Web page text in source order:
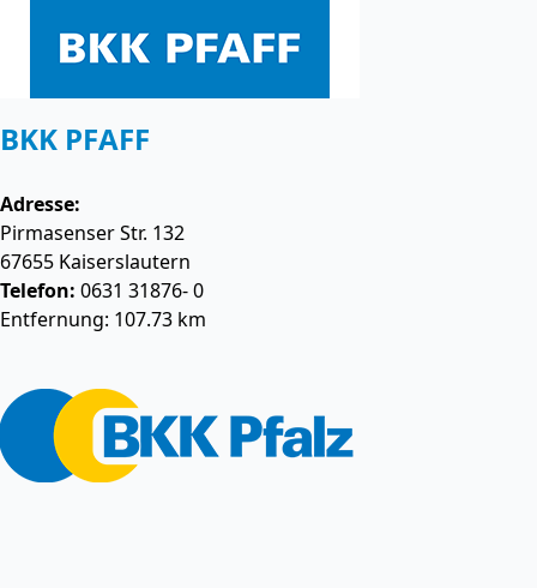
BKK PFAFF
Adresse:
Pirmasenser Str. 132
67655 Kaiserslautern
Telefon: 0631 31876- 0
Entfernung: 107.73 km